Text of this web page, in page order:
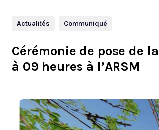
Actualités Communiqué
Cérémonie de pose de
à 09 heures à l’ARSM